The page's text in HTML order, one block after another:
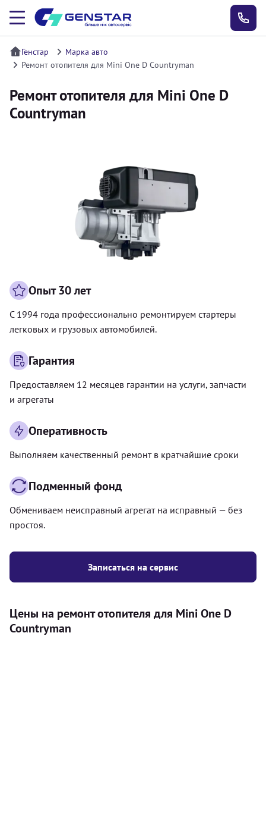
Генстар
Марка авто
Ремонт отопителя для Mini One D Countryman
Ремонт отопителя для Mini One D
Countryman
Записаться на сервис
Опыт 30 лет
С 1994 года профессионально ремонтируем стартеры
легковых и грузовых автомобилей.
Гарантия
Предоставляем 12 месяцев гарантии на услуги, запчасти
и агрегаты
Оперативность
Выполняем качественный ремонт в кратчайшие сроки
Подменный фонд
Обмениваем неисправный агрегат на исправный — без
простоя.
Цены на ремонт отопителя для Mini One D
Countryman